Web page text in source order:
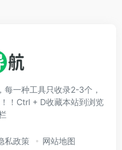
每一种工具只收录2-3个，
！Ctrl + D收藏本站到浏览
私政策 网站地图